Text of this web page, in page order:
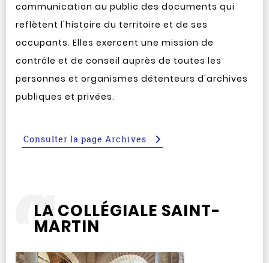
communication au public des documents qui
reflètent l'histoire du territoire et de ses
occupants. Elles exercent une mission de
contrôle et de conseil auprès de toutes les
personnes et organismes détenteurs d'archives
publiques et privées.
Consulter la page Archives
LA COLLÉGIALE SAINT-
MARTIN